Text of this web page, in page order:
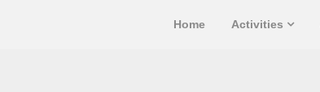
Home Activities